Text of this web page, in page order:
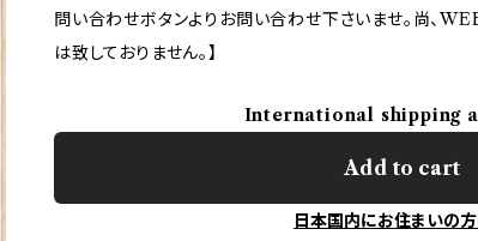
問い合わせボタンよりお問い合わせ下さいませ。尚、
は致しておりません。】
International shipping
Add to cart
日本国内にお住まいの